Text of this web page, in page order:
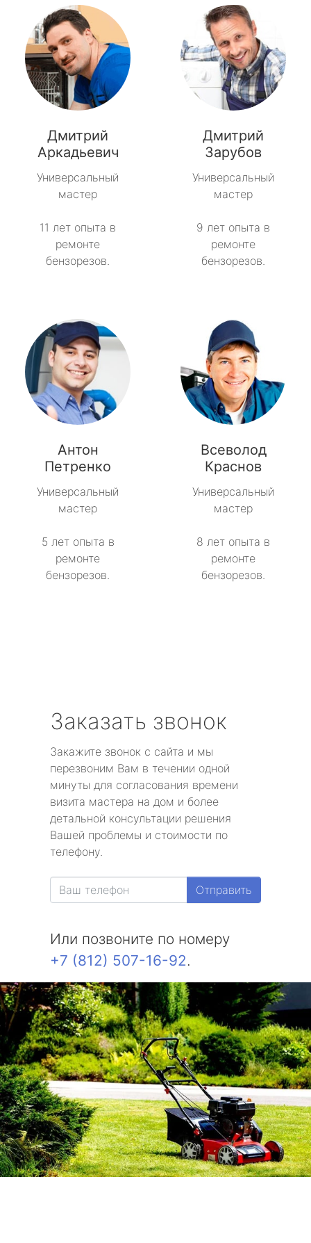
Дмитрий
Аркадьевич
Универсальный
мастер
11 лет опыта в
ремонте
бензорезов.
Дмитрий
Зарубов
Универсальный
мастер
9 лет опыта в
ремонте
бензорезов.
Антон
Петренко
Универсальный
мастер
5 лет опыта в
ремонте
бензорезов.
Всеволод
Краснов
Универсальный
мастер
8 лет опыта в
ремонте
бензорезов.
Заказать звонок
Закажите звонок с сайта и мы
перезвоним Вам в течении одной
минуты для согласования времени
визита мастера на дом и более
детальной консультации решения
Вашей проблемы и стоимости по
телефону.
Отправить
Или позвоните по номеру
+7 (812) 507-16-92.